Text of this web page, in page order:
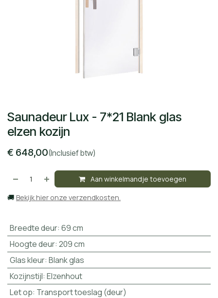
Saunadeur Lux - 7*21 Blank glas
elzen kozijn
€ 648,00(Inclusief btw)
Aan winkelmandje toevoegen
🚚 Bekijk hier onze verzendkosten.
Breedte deur: 69 cm
Hoogte deur: 209 cm
Glas kleur: Blank glas
Kozijnstijl: Elzenhout
Let op: Transport toeslag (deur)